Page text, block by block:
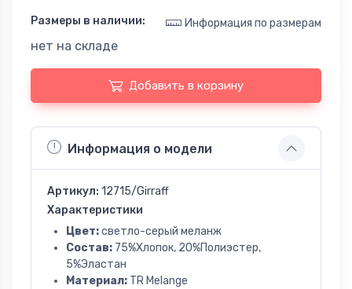
Размеры в наличии: Информация по размерам
нет на складе
Добавить в корзину
Информация о модели
Артикул: 12715/Girraff
Характеристики
Цвет:светло-серый меланж
Состав: 75%Хлопок, 20%Полиэстер,
5%Эластан
Материал: TR Melange